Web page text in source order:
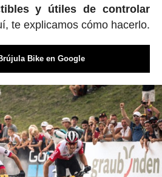
y útiles de controlar
te explicamos cómo hacerlo.
Bike en Google